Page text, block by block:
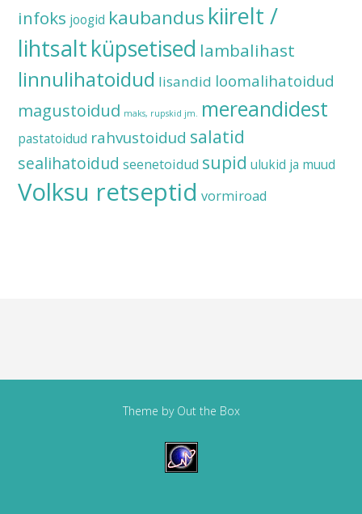
infoks joogid kaubandus kiirelt /
lihtsaltküpsetised lambalihast
linnulihatoidud lisandid loomalihatoidud
magustoidud maks, rupskid jm. mereandidest
pastatoidud rahvustoidud salatid
sealihatoidud seenetoidud supid ulukid ja muud
Volksu retseptid vormiroad
Theme by Out the Box